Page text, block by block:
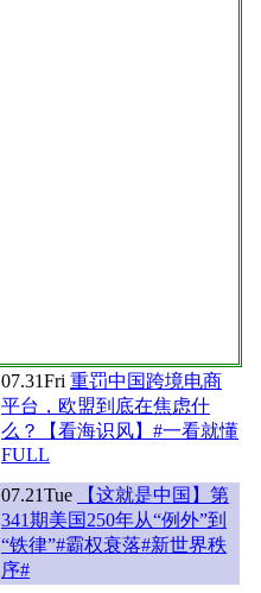
07.31Fri 重罚中国跨境电商
平台，欧盟到底在焦虑什
么？【看海识风】#一看就懂
FULL
07.21Tue
【这就是中国】第
341期美国250年从“例外”到
“铁律”#霸权衰落#新世界秩
序#